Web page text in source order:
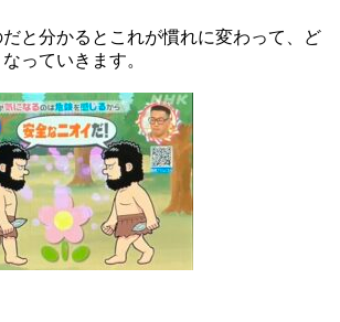
と分かるとこれが慣れに変わって、ど
っていきます。